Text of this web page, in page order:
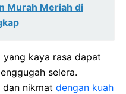
Murah Meriah di
kaya rasa dapat
selera.
nikmat dengan kuah